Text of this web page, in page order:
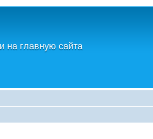
на главную сайта